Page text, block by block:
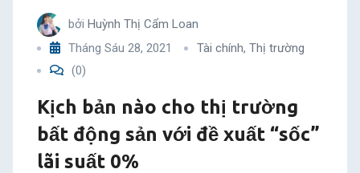
bởi Huỳnh Thị Cẩm Loan
Tháng Sáu 28, 2021
Tài chính, Thị trường
(0)
Kịch bản nào cho thị trường
bất động sản với đề xuất “sốc”
lãi suất 0%